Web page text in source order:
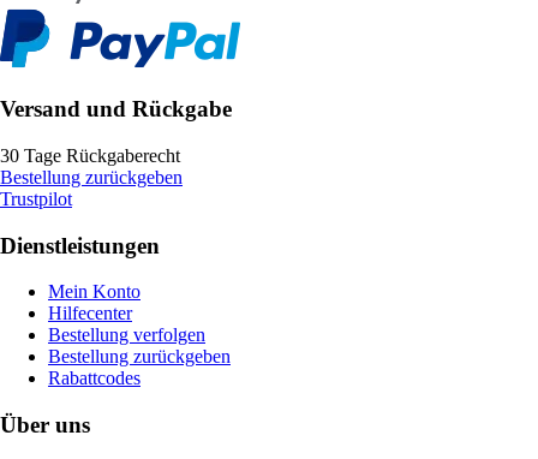
Versand und Rückgabe
30 Tage Rückgaberecht
Bestellung zurückgeben
Trustpilot
Dienstleistungen
Mein Konto
Hilfecenter
Bestellung verfolgen
Bestellung zurückgeben
Rabattcodes
Über uns